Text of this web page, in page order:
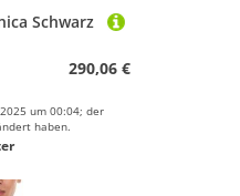
Schwarz
290,06 €
um 00:04; der
haben.